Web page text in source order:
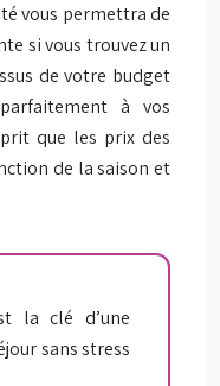
vous permettra de
si vous trouvez un
de votre budget
à vos
que les prix des
de la saison et
la clé d’une
sans stress